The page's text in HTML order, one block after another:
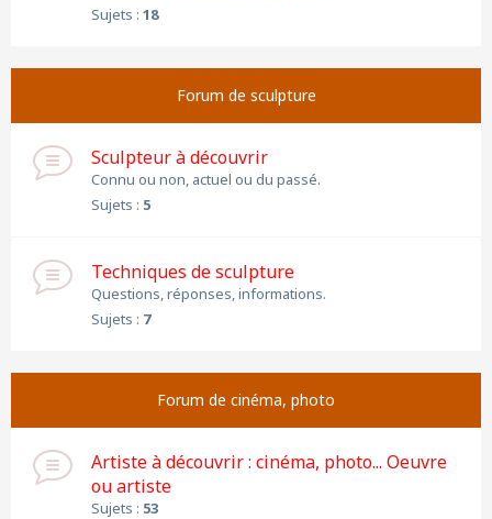
Sujets : 18
Forum de sculpture
Sculpteur à découvrir
Connu ou non, actuel ou du passé.
Sujets : 5
Techniques de sculpture
Questions, réponses, informations.
Sujets : 7
Forum de cinéma, photo
Artiste à découvrir : cinéma, photo... Oeuvre
ou artiste
Sujets : 53